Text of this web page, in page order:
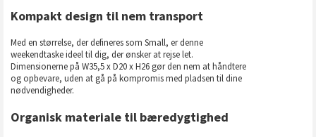
Kompakt design til nem transport
Med en størrelse, der defineres som Small, er denne
weekendtaske ideel til dig, der ønsker at rejse let.
Dimensionerne på W35,5 x D20 x H26 gør den nem at håndtere
og opbevare, uden at gå på kompromis med pladsen til dine
nødvendigheder.
Organisk materiale til bæredygtighed